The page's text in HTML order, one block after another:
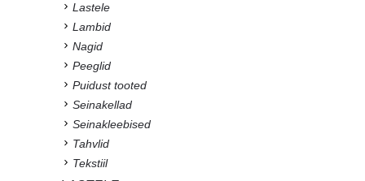
Lastele
Lambid
Nagid
Peeglid
Puidust tooted
Seinakellad
Seinakleebised
Tahvlid
Tekstiil